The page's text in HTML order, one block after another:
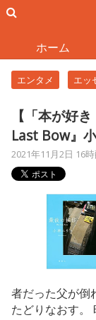
ホーム
エンタメ エッ
【「本が好
Last Bow』
2021年11月2日 16
者だった父が倒
たどりなおす。